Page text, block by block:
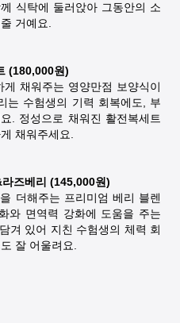
식탁에 둘러앉아 그동안의 소
거예요.
(180,000원)
채워주는 영양만점 보양식이
는 수험생의 기력 회복에도, 부
. 정성으로 채워진 활전복세트
채워주세요.
즈베리 (145,000원)
더해주는 프리미엄 베리 블렌
와 면역력 강화에 도움을 주는
겨 있어 지친 수험생의 체력 회
잘 어울려요.